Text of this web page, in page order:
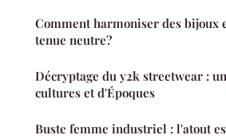
Comment harmoniser des bijoux
tenue neutre?
Décryptage du y2k streetwear :
cultures et d'Époques
Buste femme industriel : l'atout